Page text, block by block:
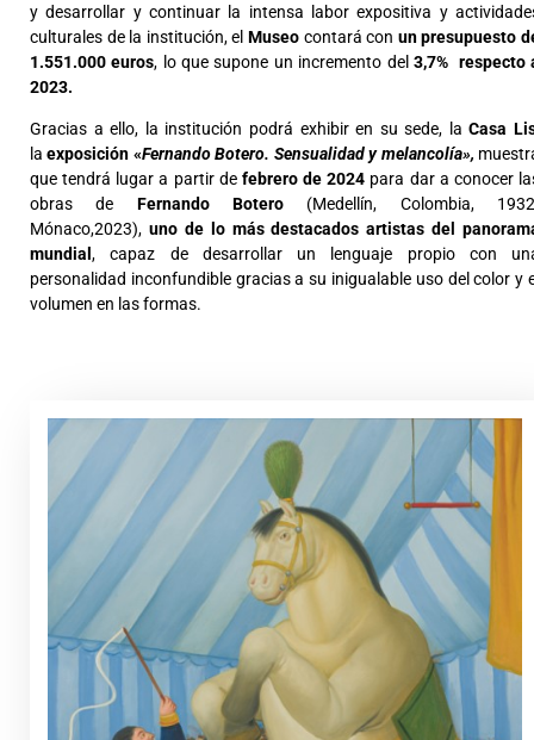
y desarrollar y continuar la intensa labor expositiva y
culturales de la institución, el Museo contará con un presupuesto
1.551.000 euros, lo que supone un incremento del 3,7% respecto
2023.
Gracias a ello, la institución podrá exhibir en su sede, laCasa
la exposición «Fernando Botero. Sensualidad y melancolía»,
que tendrá lugar a partir de febrero de 2024 para dar a conocer
obras de Fernando Botero (Medellín, Colombia,
Mónaco,2023), uno de lo más destacados artistas del
mundial , capaz de desarrollar un lenguaje propio con
personalidad inconfundible gracias a su inigualable uso del color y
volumen en las formas.